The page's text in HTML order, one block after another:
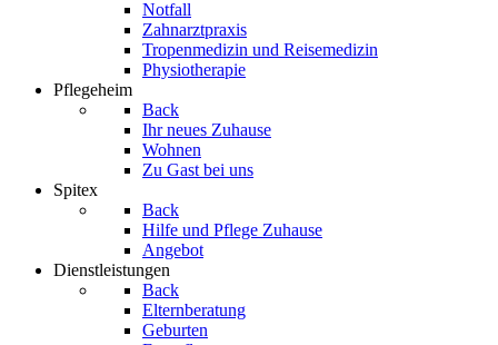
Notfall
Zahnarztpraxis
Tropenmedizin und Reisemedizin
Physiotherapie
Pflegeheim
Back
Ihr neues Zuhause
Wohnen
Zu Gast bei uns
Spitex
Back
Hilfe und Pflege Zuhause
Angebot
Dienstleistungen
Back
Elternberatung
Geburten